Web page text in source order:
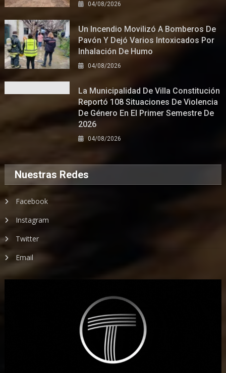
04/08/2026
Un Incendio Movilizó A Bomberos De
Pavón Y Dejó Varios Intoxicados Por
Inhalación De Humo
04/08/2026
La Municipalidad De Villa Constitución
Reportó 108 Situaciones De Violencia
De Género En El Primer Semestre De
2026
04/08/2026
Nuestras Redes
Facebook
Instagram
Twitter
Email